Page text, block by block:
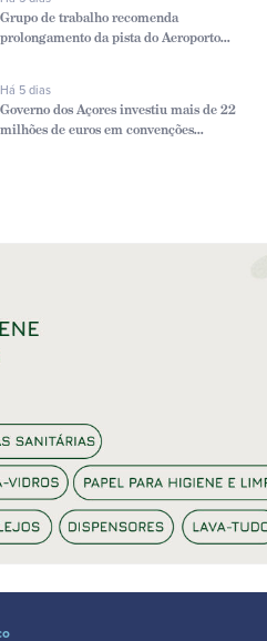
Grupo de trabalho recomenda
prolongamento da pista do Aeroporto...
Há 5 dias
Governo dos Açores investiu mais de 22
milhões de euros em convenções...